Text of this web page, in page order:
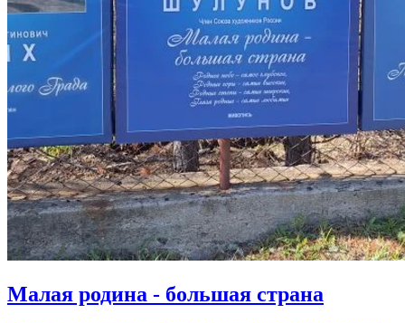
Малая родина - большая страна